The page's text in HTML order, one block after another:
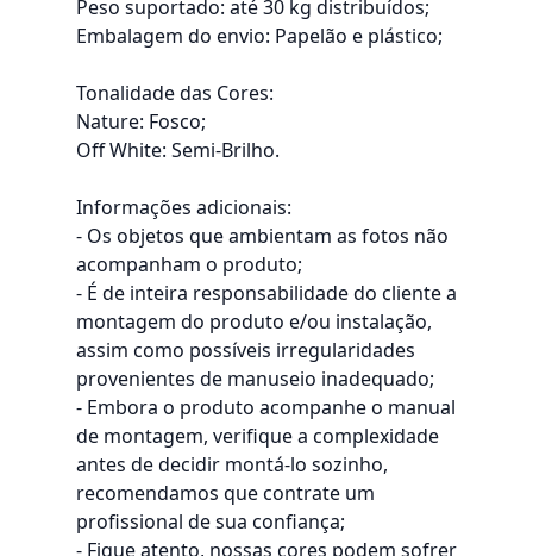
Peso suportado: até 30 kg distribuídos;
Embalagem do envio: Papelão e plástico;
Tonalidade das Cores:
Nature: Fosco;
Off White: Semi-Brilho.
Informações adicionais:
- Os objetos que ambientam as fotos não
acompanham o produto;
- É de inteira responsabilidade do cliente a
montagem do produto e/ou instalação,
assim como possíveis irregularidades
provenientes de manuseio inadequado;
- Embora o produto acompanhe o manual
de montagem, verifique a complexidade
antes de decidir montá-lo sozinho,
recomendamos que contrate um
profissional de sua confiança;
- Fique atento, nossas cores podem sofrer